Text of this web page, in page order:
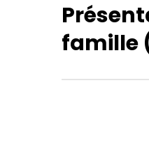
famille